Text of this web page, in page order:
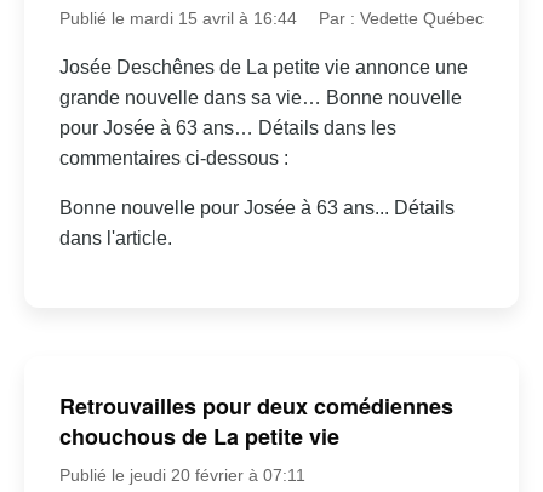
Publié le mardi 15 avril à 16:44 Par : Vedette Québec
Josée Deschênes de La petite vie annonce une
grande nouvelle dans sa vie… Bonne nouvelle
pour Josée à 63 ans… Détails dans les
commentaires ci-dessous :
Bonne nouvelle pour Josée à 63 ans... Détails
dans l'article.
Retrouvailles pour deux comédiennes
chouchous de La petite vie
Publié le jeudi 20 février à 07:11